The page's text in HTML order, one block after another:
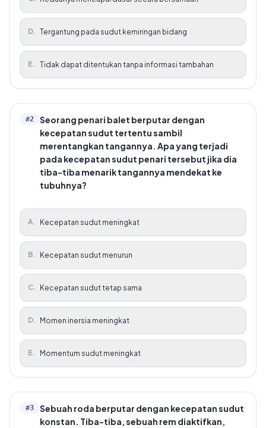
D. Tergantung pada sudut kemiringan bidang
E. Tidak dapat ditentukan tanpa informasi tambahan
#2
Seorang penari balet berputar dengan
kecepatan sudut tertentu sambil
merentangkan tangannya. Apa yang terjadi
pada kecepatan sudut penari tersebut jika dia
tiba-tiba menarik tangannya mendekat ke
tubuhnya?
A. Kecepatan sudut meningkat
B. Kecepatan sudut menurun
C. Kecepatan sudut tetap sama
D. Momen inersia meningkat
E. Momentum sudut meningkat
#3
Sebuah roda berputar dengan kecepatan sudut
konstan. Tiba-tiba, sebuah rem diaktifkan,